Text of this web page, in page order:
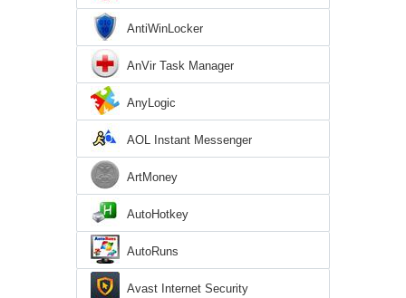
AntiWinLocker
AnVir Task Manager
AnyLogic
AOL Instant Messenger
ArtMoney
AutoHotkey
AutoRuns
Avast Internet Security